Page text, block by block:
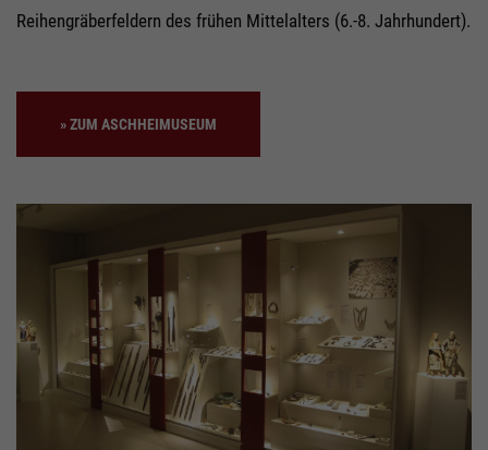
Reihengräberfeldern des frühen Mittelalters (6.-8. Jahrhundert).
ZUM ASCHHEIMUSEUM